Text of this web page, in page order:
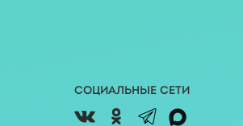
Социальные сети